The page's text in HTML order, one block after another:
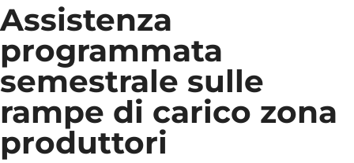
Assistenza
programmata
semestrale sulle
rampe di carico zona
produttori